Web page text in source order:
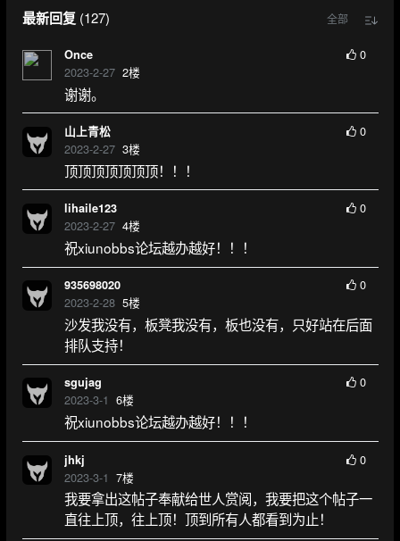
最新回复(127) 全部
Once
2023-2-27 2楼
0
谢谢。
山上青松
2023-2-27 3楼
0
顶顶顶顶顶顶顶！！！
lihaile123
2023-2-27 4楼
0
祝xiunobbs论坛越办越好！！！
935698020
2023-2-28 5楼
0
沙发我没有，板凳我没有，板也没有，只好站在后面
排队支持！
sgujag
2023-3-1 6楼
0
祝xiunobbs论坛越办越好！！！
jhkj
2023-3-1 7楼
0
我要拿出这帖子奉献给世人赏阅，我要把这个帖子一
直往上顶，往上顶！顶到所有人都看到为止！